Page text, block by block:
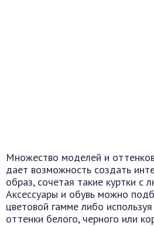
Множество моделей и
дает возможность создать
образ, сочетая такие куртки с
Аксессуары и обувь можно
цветовой гамме либо
оттенки белого, черного или